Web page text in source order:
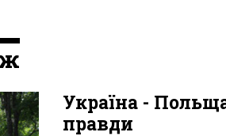
Україна -
правди